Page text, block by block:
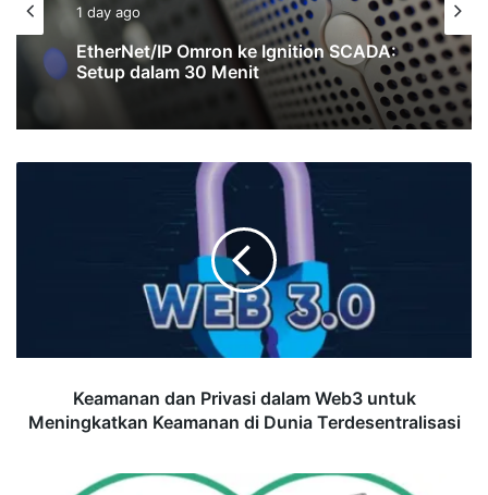
PLC-SCADA
1 day ago
EtherNet/IP Omron ke Ignition SCADA:
Setup dalam 30 Menit
2 days ago
EtherCAT di NX1P2: Cara Tambah
Distributed I/O tanpa Kabel Paralel
di
Terdesentralisasi
Keamanan dan Privasi dalam Web3 untuk
Meningkatkan Keamanan di Dunia Terdesentralisasi
Perbedaan